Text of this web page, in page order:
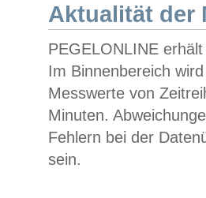
Aktualität der
PEGELONLINE
Im Binnenbereich
Messwerte von
Minuten.
Fehlern bei der
sein.